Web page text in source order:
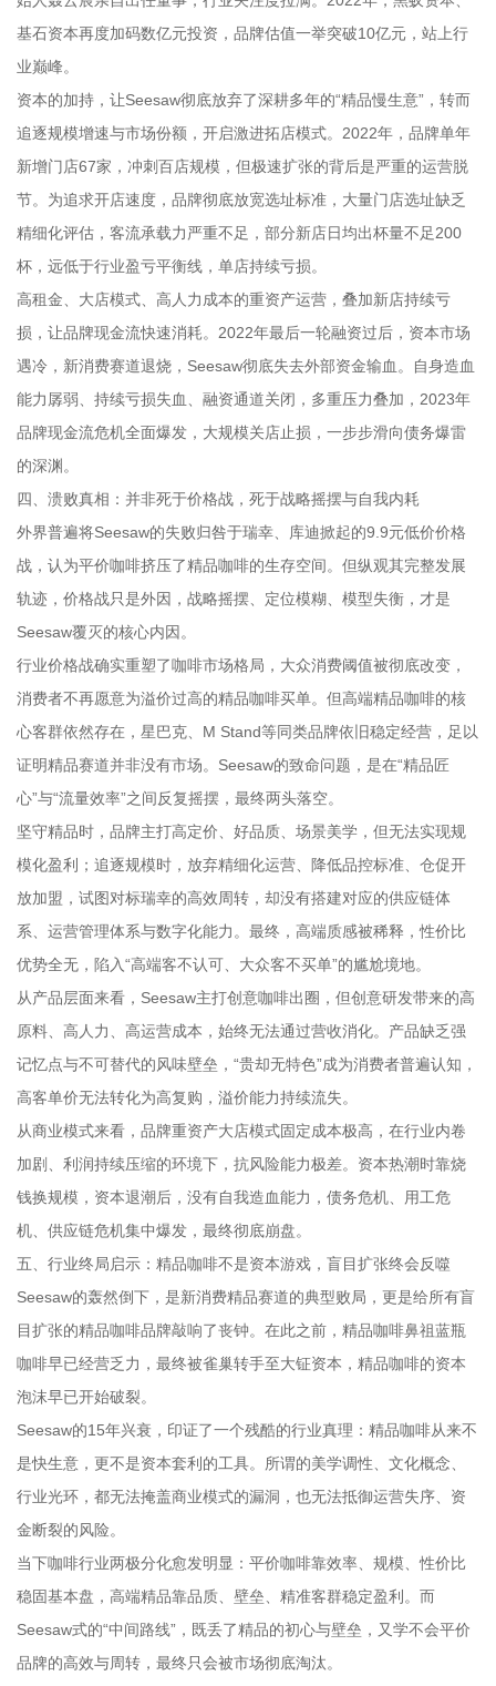
基石资本再度加码数亿元投资，品牌估值一举突破10亿元，站上行
业巅峰。
资本的加持，让Seesaw彻底放弃了深耕多年的“精品慢生意”，转而
追逐规模增速与市场份额，开启激进拓店模式。2022年，品牌单年
新增门店67家，冲刺百店规模，但极速扩张的背后是严重的运营脱
节。为追求开店速度，品牌彻底放宽选址标准，大量门店选址缺乏
精细化评估，客流承载力严重不足，部分新店日均出杯量不足200
杯，远低于行业盈亏平衡线，单店持续亏损。
高租金、大店模式、高人力成本的重资产运营，叠加新店持续亏
损，让品牌现金流快速消耗。2022年最后一轮融资过后，资本市场
遇冷，新消费赛道退烧，Seesaw彻底失去外部资金输血。自身造血
能力孱弱、持续亏损失血、融资通道关闭，多重压力叠加，2023年
品牌现金流危机全面爆发，大规模关店止损，一步步滑向债务爆雷
的深渊。
四、溃败真相：并非死于价格战，死于战略摇摆与自我内耗
外界普遍将Seesaw的失败归咎于瑞幸、库迪掀起的9.9元低价价格
战，认为平价咖啡挤压了精品咖啡的生存空间。但纵观其完整发展
轨迹，价格战只是外因，战略摇摆、定位模糊、模型失衡，才是
Seesaw覆灭的核心内因。
行业价格战确实重塑了咖啡市场格局，大众消费阈值被彻底改变，
消费者不再愿意为溢价过高的精品咖啡买单。但高端精品咖啡的核
心客群依然存在，星巴克、M Stand等同类品牌依旧稳定经营，足以
证明精品赛道并非没有市场。Seesaw的致命问题，是在“精品匠
心”与“流量效率”之间反复摇摆，最终两头落空。
坚守精品时，品牌主打高定价、好品质、场景美学，但无法实现规
模化盈利；追逐规模时，放弃精细化运营、降低品控标准、仓促开
放加盟，试图对标瑞幸的高效周转，却没有搭建对应的供应链体
系、运营管理体系与数字化能力。最终，高端质感被稀释，性价比
优势全无，陷入“高端客不认可、大众客不买单”的尴尬境地。
从产品层面来看，Seesaw主打创意咖啡出圈，但创意研发带来的高
原料、高人力、高运营成本，始终无法通过营收消化。产品缺乏强
记忆点与不可替代的风味壁垒，“贵却无特色”成为消费者普遍认知，
高客单价无法转化为高复购，溢价能力持续流失。
从商业模式来看，品牌重资产大店模式固定成本极高，在行业内卷
加剧、利润持续压缩的环境下，抗风险能力极差。资本热潮时靠烧
钱换规模，资本退潮后，没有自我造血能力，债务危机、用工危
机、供应链危机集中爆发，最终彻底崩盘。
五、行业终局启示：精品咖啡不是资本游戏，盲目扩张终会反噬
Seesaw的轰然倒下，是新消费精品赛道的典型败局，更是给所有盲
目扩张的精品咖啡品牌敲响了丧钟。在此之前，精品咖啡鼻祖蓝瓶
咖啡早已经营乏力，最终被雀巢转手至大钲资本，精品咖啡的资本
泡沫早已开始破裂。
Seesaw的15年兴衰，印证了一个残酷的行业真理：精品咖啡从来不
是快生意，更不是资本套利的工具。所谓的美学调性、文化概念、
行业光环，都无法掩盖商业模式的漏洞，也无法抵御运营失序、资
金断裂的风险。
当下咖啡行业两极分化愈发明显：平价咖啡靠效率、规模、性价比
稳固基本盘，高端精品靠品质、壁垒、精准客群稳定盈利。而
Seesaw式的“中间路线”，既丢了精品的初心与壁垒，又学不会平价
品牌的高效与周转，最终只会被市场彻底淘汰。